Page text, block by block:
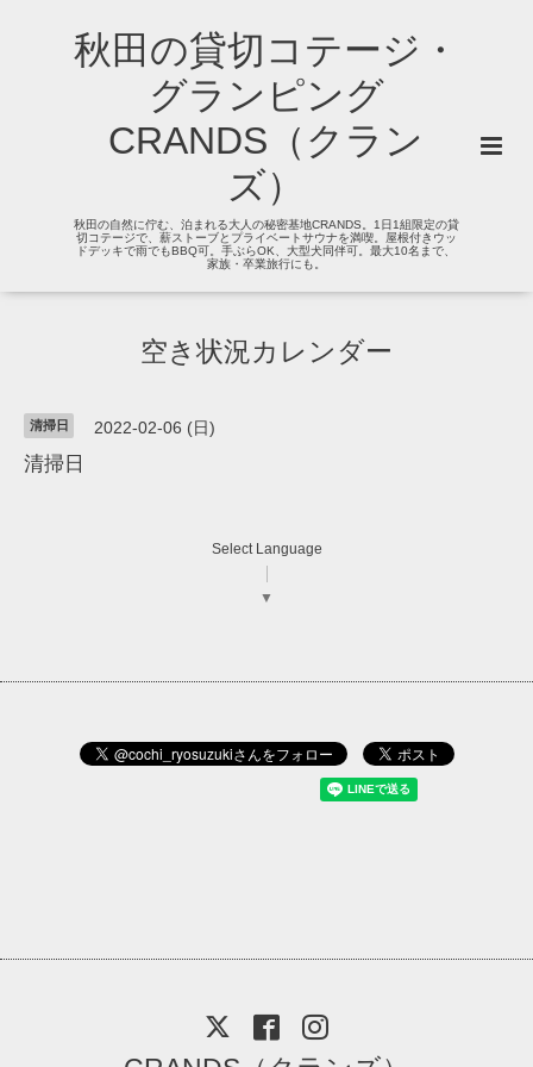
秋田の貸切コテージ・
グランピング
CRANDS（クラン
ズ）
秋田の自然に佇む、泊まれる大人の秘密基地CRANDS。1日1組限定の貸
切コテージで、薪ストーブとプライベートサウナを満喫。屋根付きウッ
ドデッキで雨でもBBQ可。手ぶらOK、大型犬同伴可。最大10名まで、
家族・卒業旅行にも。
空き状況カレンダー
清掃日 2022-02-06 (日)
清掃日
Select Language
▼